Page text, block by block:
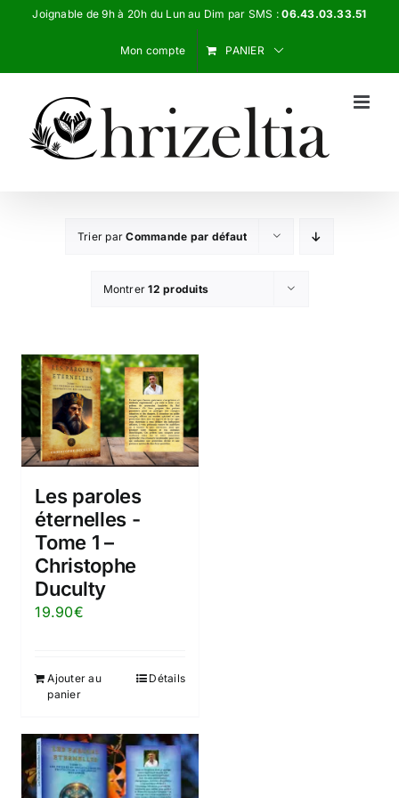
PasserJoignable de 9h à 20h du Lun au Dim par SMS :06.43.03.33.51
Mon compte PANIER
Trier parCommande par défaut
Montrer12 produits
Les paroles
éternelles -
Tome 1 –
Christophe
Duculty
19.90€
Ajouter au
panier
Détails